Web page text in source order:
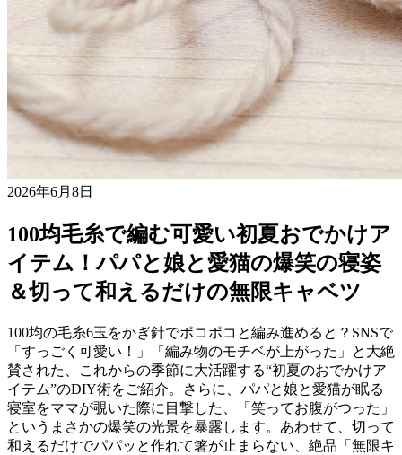
2026年6月8日
100均毛糸で編む可愛い初夏おでかけア
イテム！パパと娘と愛猫の爆笑の寝姿
＆切って和えるだけの無限キャベツ
100均の毛糸6玉をかぎ針でポコポコと編み進めると？SNSで
「すっごく可愛い！」「編み物のモチベが上がった」と大絶
賛された、これからの季節に大活躍する“初夏のおでかけア
イテム”のDIY術をご紹介。さらに、パパと娘と愛猫が眠る
寝室をママが覗いた際に目撃した、「笑ってお腹がつった」
というまさかの爆笑の光景を暴露します。あわせて、切って
和えるだけでパパッと作れて箸が止まらない、絶品「無限キ